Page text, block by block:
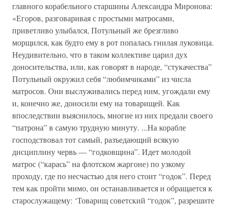
главного корабельного старшины Александра Миронова:
«Егоров, разговаривая с простыми матросами,
приветливо улыбался, Потульный же брезгливо
морщился, как будто ему в рот попалась гнилая луковица.
Неудивительно, что в таком коллективе царил дух
доносительства, или, как говорят в народе, “стукачества”
Потульный окружил себя “любимчиками” из числа
матросов. Они выслуживались перед ним, угождали ему
и, конечно же, доносили ему на товарищей. Как
впоследствии выяснилось, многие из них предали своего
“патрона” в самую трудную минуту. ...На корабле
господствовал тот самый, разъедающий всякую
дисциплину червь — “годковщина”. Идет молодой
матрос (“карась” на флотском жаргоне) по узкому
проходу, где по несчастью для него стоит “годок”. Перед
тем как пройти мимо, он останавливается и обращается к
старослужащему: ‘Товарищ советский “годок”, разрешите